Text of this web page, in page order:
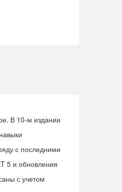
В 10-м издании
с последними
5 и обновления
с учетом